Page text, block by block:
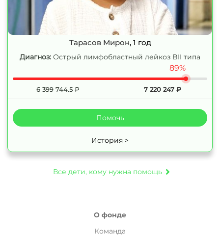
Тарасов Мирон, 1 год
Диагноз: Острый лимфобластный лейкоз BII типа
89%
6 399 744.5₽ 7 220 247₽
Помочь
История >
Все дети, кому нужна помощь
О фонде
Команда